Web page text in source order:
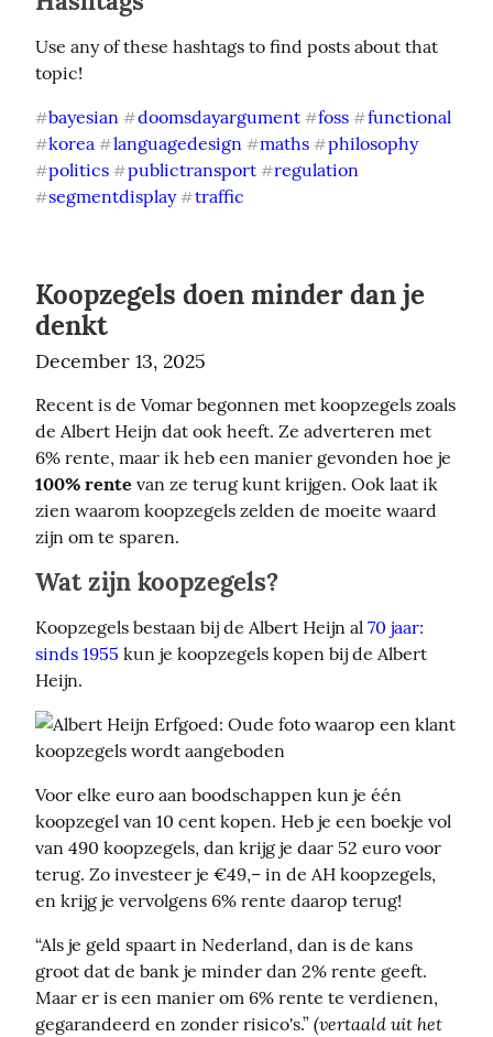
Use any of these hashtags to find posts about that
topic!
#bayesian #doomsdayargument #foss #functional
#korea #languagedesign #maths #philosophy
#politics #publictransport #regulation
#segmentdisplay #traffic
Koopzegels doen minder dan je
denkt
December 13, 2025
Recent is de Vomar begonnen met koopzegels zoals
de Albert Heijn dat ook heeft. Ze adverteren met
100% rente van ze terug kunt krijgen. Ook laat ik
zien waarom koopzegels zelden de moeite waard
zijn om te sparen.
Wat zijn koopzegels?
Koopzegels bestaan bij de Albert Heijn al 70 jaar:
sinds 1955 kun je koopzegels kopen bij de Albert
Heijn.
Voor elke euro aan boodschappen kun je één
koopzegel van 10 cent kopen. Heb je een boekje vol
van 490 koopzegels, dan krijg je daar 52 euro voor
terug. Zo investeer je €49,– in de AH koopzegels,
en krijg je vervolgens 6% rente daarop terug!
“Als je geld spaart in Nederland, dan is de kans
groot dat de bank je minder dan 2% rente geeft.
Maar er is een manier om 6% rente te verdienen,
gegarandeerd en zonder risico's.” (vertaald uit het